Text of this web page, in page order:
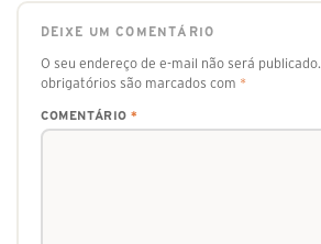
DEIXE UM COMENTÁRIO
O seu endereço de e-mail não será publicado.
obrigatórios são marcados com *
COMENTÁRIO *